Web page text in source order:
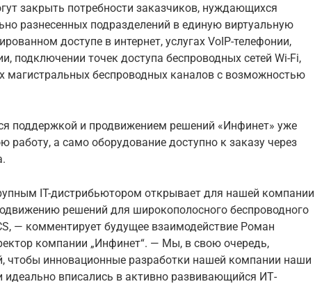
закрыть потребности заказчиков, нуждающихся
разнесенных подразделений в единую виртуальную
доступе в интернет, услугах VoIP-телефонии,
подключении точек доступа беспроводных сетей Wi-Fi,
магистральных беспроводных каналов с возможностью
поддержкой и продвижением решений «Инфинет» уже
работу, а само оборудование доступно к заказу через
IT-дистрибьютором открывает для нашей компании
решений для широкополосного беспроводного
— комментирует будущее взаимодействие Роман
компании „Инфинет“. — Мы, в свою очередь,
чтобы инновационные разработки нашей компании наши
вписались в активно развивающийся ИТ-